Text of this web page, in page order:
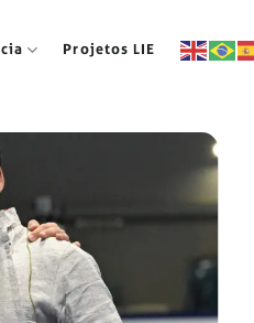
Projetos LIE